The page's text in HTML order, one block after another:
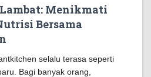
Menikmati
Bersama
selalu terasa seperti
Bagi banyak orang,